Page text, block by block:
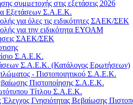
συμμετοχής στις εξετάσεις 2026
Εξετάσεων Σ.Α.Ε.Κ.
για όλες τις ειδικότητες ΣΑΕΚ/ΣΕΚ
για την ειδικότητα ΕΥΟΑΜ
ΣΑΕΚ/ΣΕΚ
Σ.Α.Ε.Κ.
Σ.Α.Ε.Κ. (Κατάλογος Ερωτήσεων)
- Πιστοποιητικού Σ.Α.Ε.Κ.
Πιστοποίησης Σ.Α.Ε.Κ.
Τίτλου Σ.Α.Ε.Κ.
Έλεγχος Γνησιότητας Βεβαίωσης